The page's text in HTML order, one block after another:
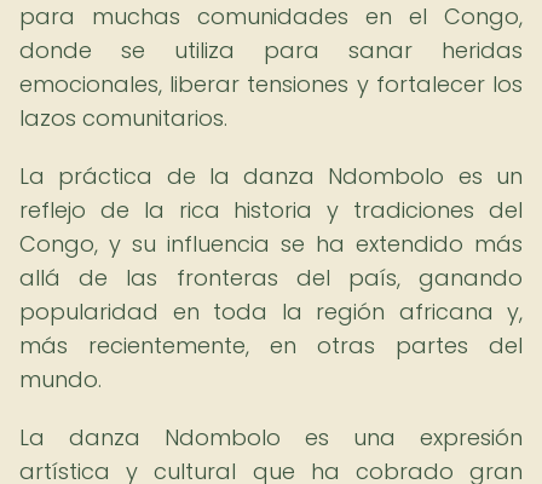
para muchas comunidades en el Congo,
donde se utiliza para sanar heridas
emocionales, liberar tensiones y fortalecer los
lazos comunitarios.
La práctica de la danza Ndombolo es un
reflejo de la rica historia y tradiciones del
Congo, y su influencia se ha extendido más
allá de las fronteras del país, ganando
popularidad en toda la región africana y,
más recientemente, en otras partes del
mundo.
La danza Ndombolo es una expresión
artística y cultural que ha cobrado gran